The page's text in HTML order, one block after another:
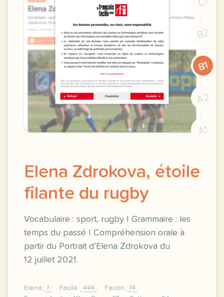
B2
B1
A2
A1
Elena Zdrokova, étoile
filante du rugby
Vocabulaire : sport, rugby | Grammaire : les
temps du passé | Compréhension orale à
partir du Portrait d’Elena Zdrokova du
12 juillet 2021.
Elena 1 Facile 444 Facon
14